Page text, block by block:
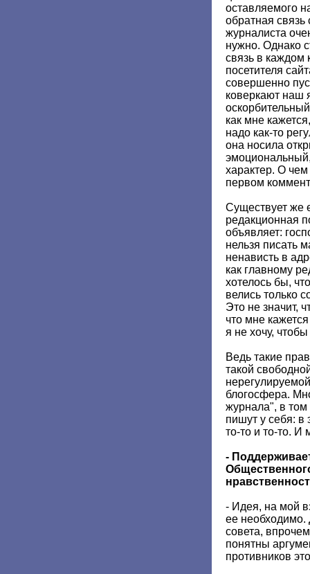
оставляемого
обратная связь
журналиста
нужно. Однако
связь в каждом
посетителя
совершенно
коверкают наш
как мне
надо как-то
она носила
характер. О чем
первом
Существует же
редакционная
объявляет:
нельзя писать
ненависть в
как главному
хотелось бы,
велись только
Это не значит,
что мне
я не хочу,
Ведь такие
такой
блогосфера.
журнала", в том
пишут у себя: в
то-то и то-то. И
-
- Идея, на мой
ее необходимо.
совета,
понятны
противников